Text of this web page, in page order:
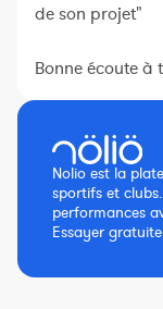
de son projet"
Bonne écoute à
Nolio est la
sportifs et
performances
Essayer